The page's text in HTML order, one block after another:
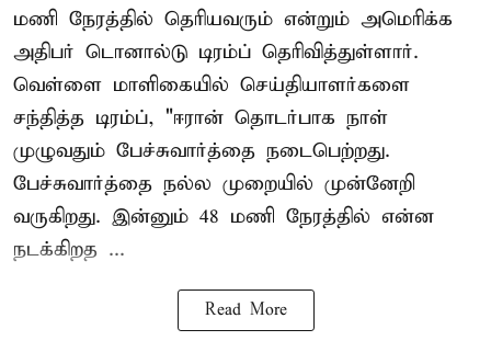
மணி நேரத்தில் தெரியவரும் என்றும் அமெரிக்க
அதிபர் டொனால்டு டிரம்ப் தெரிவித்துள்ளார்.
வெள்ளை மாளிகையில் செய்தியாளர்களை
சந்தித்த டிரம்ப், "ஈரான் தொடர்பாக நாள்
முழுவதும் பேச்சுவார்த்தை நடைபெற்றது.
பேச்சுவார்த்தை நல்ல முறையில் முன்னேறி
வருகிறது. இன்னும் 48 மணி நேரத்தில் என்ன
நடக்கிறத ...
Read More